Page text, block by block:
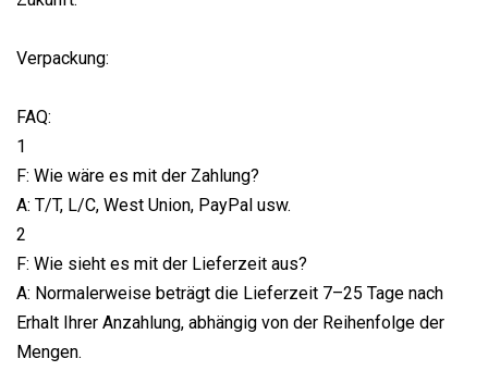
Verpackung:
FAQ:
1
F: Wie wäre es mit der Zahlung?
A: T/T, L/C, West Union, PayPal usw.
2
F: Wie sieht es mit der Lieferzeit aus?
A: Normalerweise beträgt die Lieferzeit 7–25 Tage nach
Erhalt Ihrer Anzahlung, abhängig von der Reihenfolge der
Mengen.